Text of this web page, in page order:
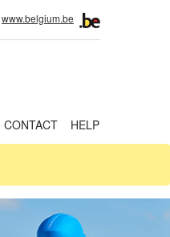
www.belgium.be
CONTACT HELP